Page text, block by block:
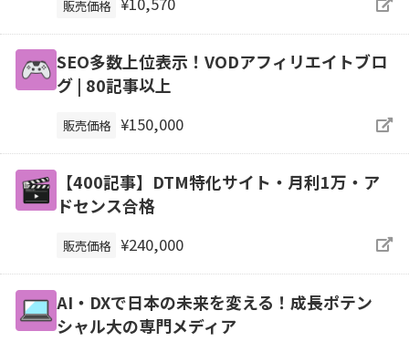
販売価格
SEO多数上位表示！VODアフィリエイトブロ
グ | 80記事以上
販売価格 ¥150,000
【400記事】DTM特化サイト・月利1万・ア
ドセンス合格
販売価格 ¥240,000
AI・DXで日本の未来を変える！成長ポテン
シャル大の専門メディア